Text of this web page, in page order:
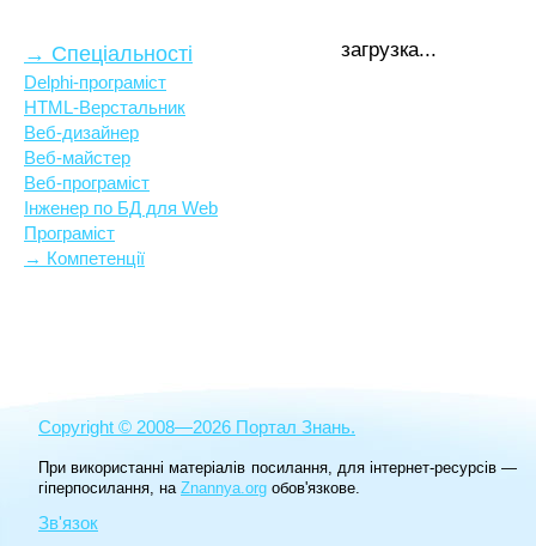
→ Спеціальності
Delphi-програміст
HTML-Верстальник
Веб-дизайнер
Веб-майстер
Веб-програміст
Інженер по БД для Web
Програміст
→ Компетенції
загрузка...
Copyright © 2008—2026 Портал Знань.
При використанні матеріалів посилання, для інтернет-ресурсів —
гіперпосилання, на Znannya.org обов'язкове.
Зв'язок